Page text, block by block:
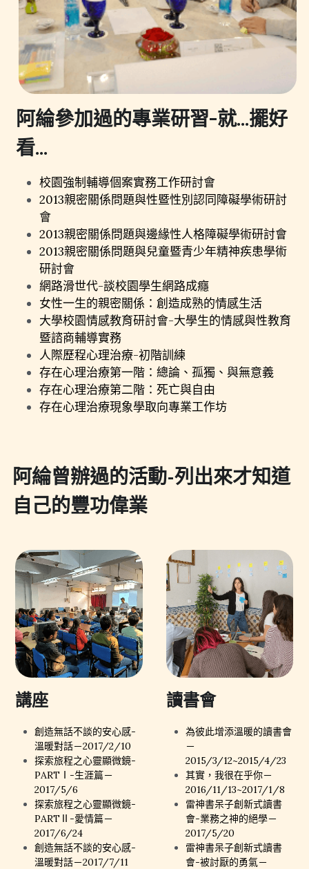
阿綸參加過的專業研習-就...擺好
看...
校園強制輔導個案實務工作研討會
2013親密關係問題與性暨性別認同障礙學術研討
會
2013親密關係問題與邊緣性人格障礙學術研討會
2013親密關係問題與兒童暨青少年精神疾患學術
研討會
網路滑世代-談校園學生網路成癮
女性一生的親密關係：創造成熟的情感生活
大學校園情感教育研討會-大學生的情感與性教育
暨諮商輔導實務
人際歷程心理治療-初階訓練
存在心理治療第一階：總論、孤獨、與無意義
存在心理治療第二階：死亡與自由
存在心理治療現象學取向專業工作坊
阿綸曾辦過的活動-列出來才知道
自己的豐功偉業
講座
創造無話不談的安心感-
溫暖對話－2017/2/10
探索旅程之心靈顯微鏡-
PARTⅠ-生涯篇－
2017/5/6
探索旅程之心靈顯微鏡-
PARTⅡ-愛情篇－
2017/6/24
創造無話不談的安心感-
溫暖對話－2017/7/11
讀書會
為彼此增添溫暖的讀書會
－
2015/3/12~2015/4/23
其實，我很在乎你－
2016/11/13~2017/1/8
雷神書呆子創新式讀書
會-業務之神的絕學－
2017/5/20
雷神書呆子創新式讀書
會-被討厭的勇氣－